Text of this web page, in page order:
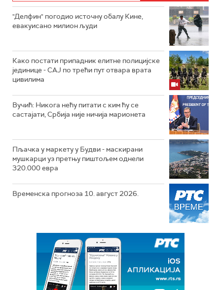
"Делфин" погодио источну обалу Кине,
евакуисано милион људи
Како постати припадник елитне полицијске
јединице - СAJ по трећи пут отвара врата
цивилима
Вучић: Никога нећу питати с ким ћу се
састајати, Србија није ничија марионета
Пљачка у маркету у Будви - маскирани
мушкарци уз претњу пиштољем однели
320.000 евра
Временска прогноза 10. август 2026.